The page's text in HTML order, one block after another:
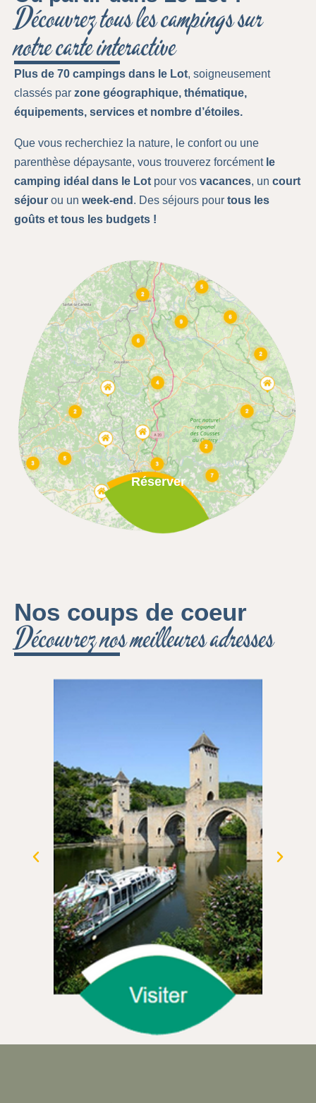
Découvrez tous les campings sur
notre carte interactive
Plus de 70 campings dans le Lot, soigneusement
classés par zone géographique, thématique,
équipements, services et nombre d’étoiles.
Que vous recherchiez la nature, le confort ou une
parenthèse dépaysante, vous trouverez forcément le
camping idéal dans le Lot pour vos vacances, un court
séjour ou un week-end . Des séjours pour tous les
goûts et tous les budgets !
Réserver
Nos coups de coeur
Découvrez nos meilleures adresses